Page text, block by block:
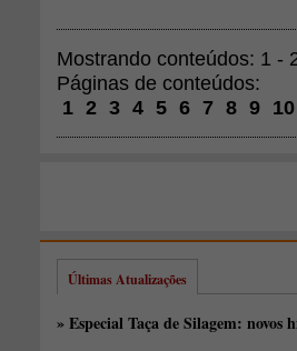
Mostrando conteúdos: 1 -
Páginas de conteúdos:
1 2 3 4 5 6 7 8 9 10
Últimas Atualizações
» Especial Taça de Silagem: novos